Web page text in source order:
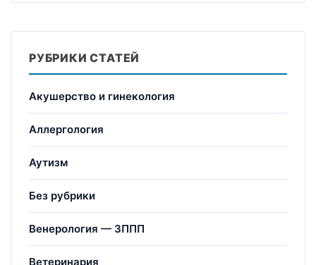
РУБРИКИ СТАТЕЙ
Акушерство и гинекология
Аллергология
Аутизм
Без рубрики
Венерология — ЗППП
Ветеринария